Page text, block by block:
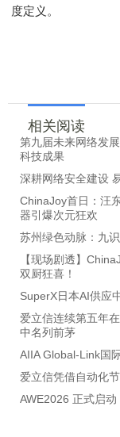
度定义。
相关阅读
第九届未来网络发
科技成果
深耕网络安全建设
ChinaJoy首日：汪
器引爆次元狂欢
苏州绿色动脉：九
【现场剧透】
双厨狂喜！
SuperX日本AI供应
爱立信连续第五年
中名列前茅
AIIA Global-Link国
爱立信凭借自动化
AWE2026 正式启